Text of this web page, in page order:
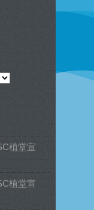
植堂宣
植堂宣